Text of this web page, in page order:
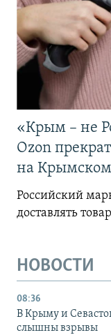
«Крым – не
Ozon
на Крымском
Российский
доставлять
НОВОСТИ
08:36
В Крыму и
слышны взрывы